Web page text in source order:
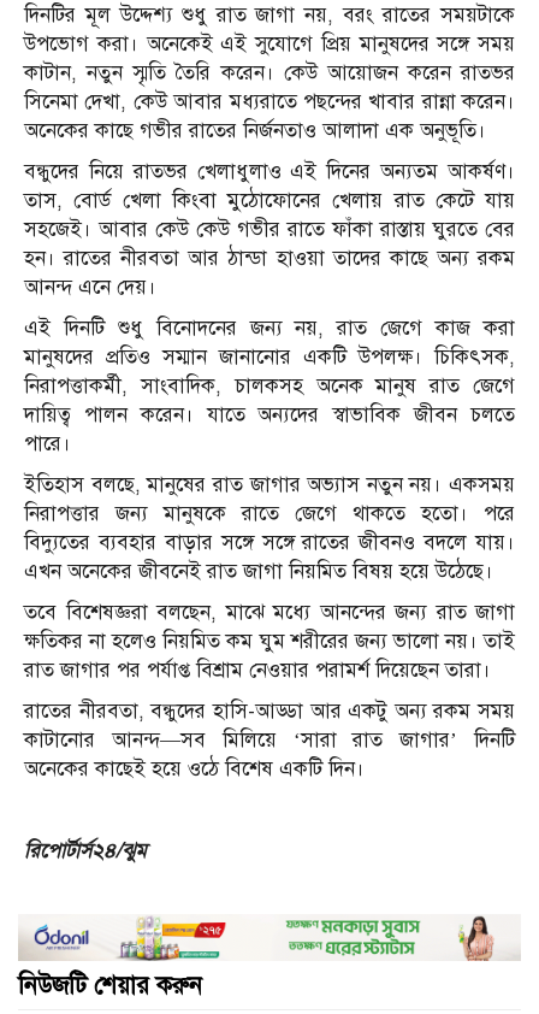
দিনটির মূল উদ্দেশ্য শুধু রাত জাগা নয়, বরং রাতের সময়টাকে
উপভোগ করা। অনেকেই এই সুযোগে প্রিয় মানুষদের সঙ্গে সময়
কাটান, নতুন স্মৃতি তৈরি করেন। কেউ আয়োজন করেন রাতভর
সিনেমা দেখা, কেউ আবার মধ্যরাতে পছন্দের খাবার রান্না করেন।
অনেকের কাছে গভীর রাতের নির্জনতাও আলাদা এক অনুভূতি।
বন্ধুদের নিয়ে রাতভর খেলাধুলাও এই দিনের অন্যতম আকর্ষণ।
তাস, বোর্ড খেলা কিংবা মুঠোফোনের খেলায় রাত কেটে যায়
সহজেই। আবার কেউ কেউ গভীর রাতে ফাঁকা রাস্তায় ঘুরতে বের
হন। রাতের নীরবতা আর ঠান্ডা হাওয়া তাদের কাছে অন্য রকম
আনন্দ এনে দেয়।
এই দিনটি শুধু বিনোদনের জন্য নয়, রাত জেগে কাজ করা
মানুষদের প্রতিও সম্মান জানানোর একটি উপলক্ষ। চিকিৎসক,
নিরাপত্তাকর্মী, সাংবাদিক, চালকসহ অনেক মানুষ রাত জেগে
দায়িত্ব পালন করেন। যাতে অন্যদের স্বাভাবিক জীবন চলতে
পারে।
ইতিহাস বলছে, মানুষের রাত জাগার অভ্যাস নতুন নয়। একসময়
নিরাপত্তার জন্য মানুষকে রাতে জেগে থাকতে হতো। পরে
বিদ্যুতের ব্যবহার বাড়ার সঙ্গে সঙ্গে রাতের জীবনও বদলে যায়।
এখন অনেকের জীবনেই রাত জাগা নিয়মিত বিষয় হয়ে উঠেছে।
তবে বিশেষজ্ঞরা বলছেন, মাঝে মধ্যে আনন্দের জন্য রাত জাগা
ক্ষতিকর না হলেও নিয়মিত কম ঘুম শরীরের জন্য ভালো নয়। তাই
রাত জাগার পর পর্যাপ্ত বিশ্রাম নেওয়ার পরামর্শ দিয়েছেন তারা।
রাতের নীরবতা, বন্ধুদের হাসি-আড্ডা আর একটু অন্য রকম সময়
কাটানোর আনন্দ—সব মিলিয়ে ‘সারা রাত জাগার’ দিনটি
অনেকের কাছেই হয়ে ওঠে বিশেষ একটি দিন।
রিপোর্টার্স২৪/ঝুম
নিউজটি শেয়ার করুন